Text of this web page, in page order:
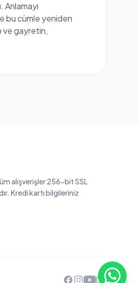
Anlamayı
bu cümle yeniden
ve gayretin,
alışverişler 256-bit SSL
Kredi kartı bilgileriniz